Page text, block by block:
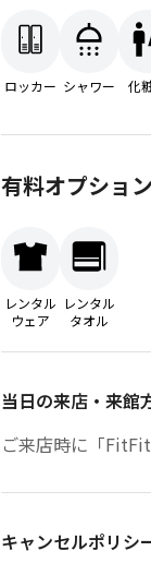
ロッカー シャワー 化
有料オプション
レンタル
ウェア
レンタル
タオル
当日の来店・来館
ご来店時に「
キャンセルポリシ